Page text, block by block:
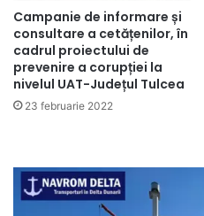
Campanie de informare și
consultare a cetățenilor, în
cadrul proiectului de
prevenire a corupției la
nivelul UAT-Județul Tulcea
23 februarie 2022